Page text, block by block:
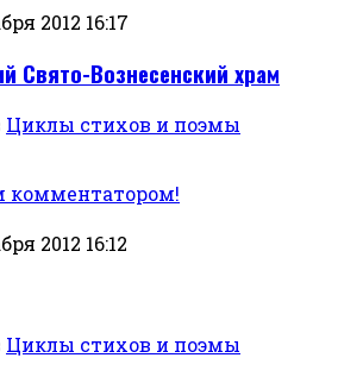
2012 16:17
Свято-Вознесенский храм
Циклы стихов и поэмы
комментатором!
2012 16:12
Циклы стихов и поэмы